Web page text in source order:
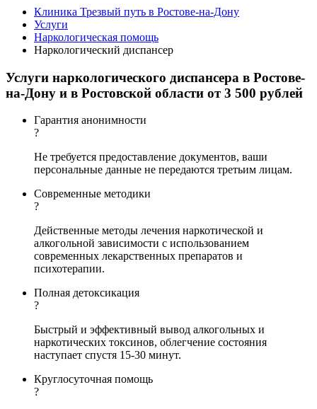
Клиника Трезвый путь в Ростове-на-Дону
Услуги
Наркологическая помощь
Наркологический диспансер
Услуги наркологического диспансера в Ростове-
на-Дону и в Ростовской области от3 500 рублей
Гарантия анонимности
?
Не требуется предоставление документов, ваши
персональные данные не передаются третьим лицам.
Современные методики
?
Действенные методы лечения наркотической и
алкогольной зависимости с использованием
современных лекарственных препаратов и
психотерапии.
Полная детоксикация
?
Быстрый и эффективный вывод алкогольных и
наркотических токсинов, облегчение состояния
наступает спустя 15-30 минут.
Круглосуточная помощь
?